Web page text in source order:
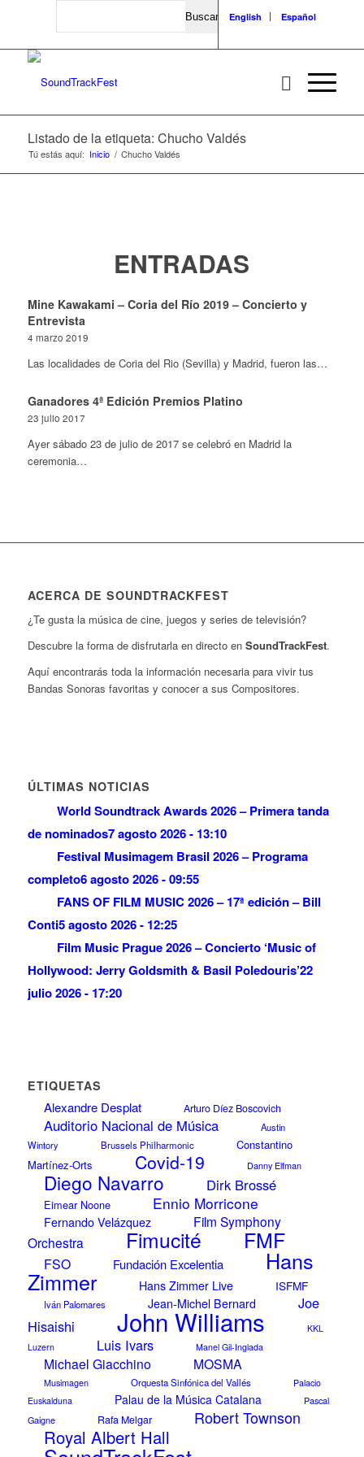
Search
English Español
Listado de la etiqueta: Chucho Valdés
Tú estás aquí: Inicio / Chucho Valdés
ENTRADAS
Mine Kawakami – Coria del Río 2019 – Concierto y
Entrevista
4 marzo 2019
Las localidades de Coria del Rio (Sevilla) y Madrid, fueron las…
Ganadores 4ª Edición Premios Platino
23 julio 2017
Ayer sábado 23 de julio de 2017 se celebró en Madrid la
ceremonia…
ACERCA DE SOUNDTRACKFEST
¿Te gusta la música de cine, juegos y series de televisión?
Descubre la forma de disfrutarla en directo en SoundTrackFest.
Aquí encontrarás toda la información necesaria para vivir tus
Bandas Sonoras favoritas y conocer a sus Compositores.
ÚLTIMAS NOTICIAS
World Soundtrack Awards 2026 – Primera tanda
de nominados7 agosto 2026 - 13:10
Festival Musimagem Brasil 2026 – Programa
completo6 agosto 2026 - 09:55
FANS OF FILM MUSIC 2026 – 17ª edición – Bill
Conti5 agosto 2026 - 12:25
Film Music Prague 2026 – Concierto ‘Music of
Hollywood: Jerry Goldsmith & Basil Poledouris’22
julio 2026 - 17:20
ETIQUETAS
Alexandre Desplat Arturo Díez Boscovich
Auditorio Nacional de Música
Austin
Wintory
Brussels Philharmonic
Constantino
Martínez-Orts
Covid-19 Danny Elfman
Diego Navarro Dirk Brossé
Eimear Noone Ennio Morricone
Fernando Velázquez
Film Symphony
Orchestra
Fimucité FMF
FSO Fundación Excelentia Hans
Zimmer Hans Zimmer Live ISFMF
Iván Palomares Jean-Michel Bernard
Joe
Hisaishi
John Williams
KKL
Luzern
Luis Ivars Manel Gil-Inglada
Michael Giacchino MOSMA
Musimagen Orquesta Sinfónica del Vallés
Palacio
Euskalduna
Palau de la Música Catalana
Pascal
Gaigne
Rafa Melgar Robert Townson
Royal Albert Hall